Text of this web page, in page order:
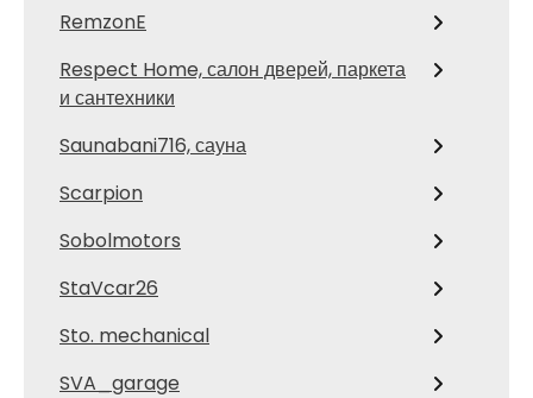
RemzonE
Respect Home, салон дверей, паркета
и сантехники
Saunabani716, сауна
Scarpion
Sobolmotors
StaVcar26
Sto. mechanical
SVA_garage